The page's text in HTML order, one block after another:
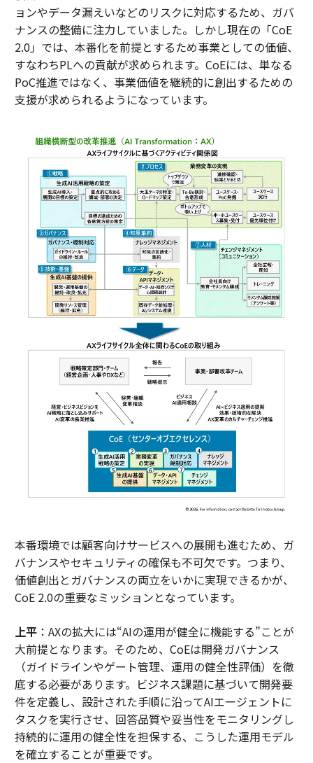
ョンやデータ漏えいなどのリスクに対応するため、ガバ
ナンスの整備に注力していました。しかし現在の「CoE
2.0」では、本番化を前提とするため事業としての価値、
すなわちPLへの貢献が求められます。CoEには、単なる
PoC推進ではなく、事業価値を継続的に創出するための
支援が求められるようになっています。
本番環境では顧客向けサービスへの展開も進むため、ガ
バナンスやセキュリティの確保も不可欠です。つまり、
価値創出とガバナンスの両立をいかに実現できるかが、
CoE 2.0の重要なミッションとなっています。
上平：AXの拡大には“AIの運用が健全に機能する”ことが
大前提となります。そのため、CoEは開発ガバナンス
（ガイドラインやゲート管理、運用の健全性評価）を徹
底する必要があります。ビジネス課題に基づいて開発要
件を定義し、設計された手順に沿ってAIエージェントに
タスクを実行させ、回答品質や妥当性をモニタリングし
持続的に運用の健全性を担保する、こうした運用モデル
を確立することが重要です。